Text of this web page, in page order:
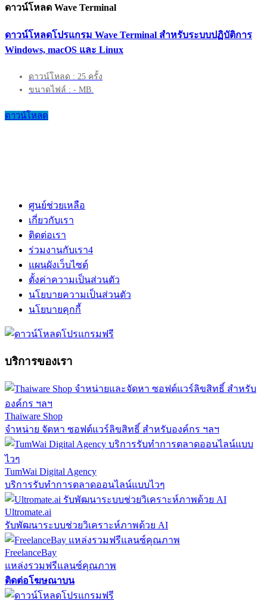
ดาวน์โหลด Wave Terminal
ดาวน์โหลดโปรแกรม Wave Terminal สำหรับระบบปฏิบัติการ
Windows, macOS และ Linux
ดาวน์โหลด : 25 ครั้ง
ขนาดไฟล์ : - MB.
ดาวน์โหลด
ศูนย์ช่วยเหลือ
เกี่ยวกับเรา
ติดต่อเรา
ร่วมงานกับเรา4
แผนผังเว็บไซต์
ตั้งค่าความเป็นส่วนตัว
นโยบายความเป็นส่วนตัว
นโยบายคุกกี้
บริการของเรา
Thaiware Shop
จำหน่าย จัดหา ซอฟต์แวร์ลิขสิทธิ์ สำหรับองค์กร ฯลฯ
TumWai Digital Agency
บริการรับทำการตลาดออนไลน์แบบไวๆ
Ultromate.ai
รับพัฒนาระบบช่วยวิเคราะห์ภาพด้วย AI
FreelanceBay
แหล่งรวมฟรีแลนซ์คุณภาพ
ติดต่อโฆษณาบน